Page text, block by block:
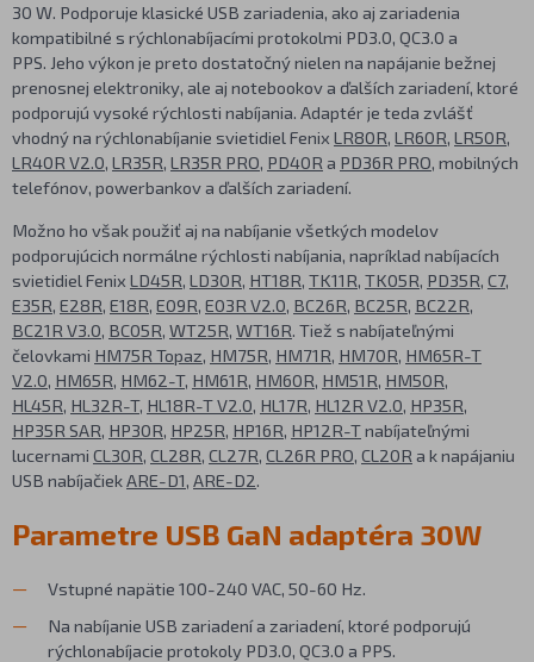
30 W. Podporuje klasické USB zariadenia, ako aj zariadenia
kompatibilné s rýchlonabíjacími protokolmi PD3.0, QC3.0 a
PPS. Jeho výkon je preto dostatočný nielen na napájanie bežnej
prenosnej elektroniky, ale aj notebookov a ďalších zariadení, ktoré
podporujú vysoké rýchlosti nabíjania. Adaptér je teda zvlášť
vhodný na rýchlonabíjanie svietidiel Fenix LR80R, LR60R, LR50R,
LR40R V2.0, LR35R, LR35R PRO, PD40R a PD36R PRO, mobilných
telefónov, powerbankov a ďalších zariadení.
Možno ho však použiť aj na nabíjanie všetkých modelov
podporujúcich normálne rýchlosti nabíjania, napríklad nabíjacích
svietidiel Fenix LD45R, LD30R, HT18R, TK11R, TK05R, PD35R, C7,
E35R, E28R, E18R, E09R, E03R V2.0, BC26R, BC25R, BC22R,
BC21R V3.0, BC05R, WT25R, WT16R. Tiež s nabíjateľnými
čelovkami HM75R Topaz, HM75R, HM71R, HM70R, HM65R-T
V2.0, HM65R, HM62-T, HM61R, HM60R, HM51R, HM50R,
HL45R, HL32R-T, HL18R-T V2.0, HL17R, HL12R V2.0, HP35R,
HP35R SAR, HP30R, HP25R, HP16R, HP12R-Tnabíjateľnými
lucernami CL30R, CL28R, CL27R, CL26R PRO, CL20R a k napájaniu
USB nabíjačiekARE-D1, ARE-D2.
Parametre USB GaN adaptéra 30W
Vstupné napätie 100-240 VAC, 50-60 Hz.
Na nabíjanie USB zariadení a zariadení, ktoré podporujú
rýchlonabíjacie protokoly PD3.0, QC3.0 a PPS.